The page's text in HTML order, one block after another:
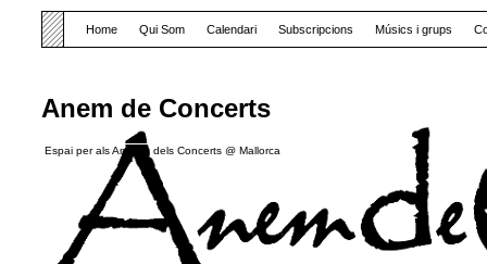
Anem de Concerts
Espai per als Amants dels Concerts @ Mallorca
Home Qui Som Calendari Subscripcions Músics i grups